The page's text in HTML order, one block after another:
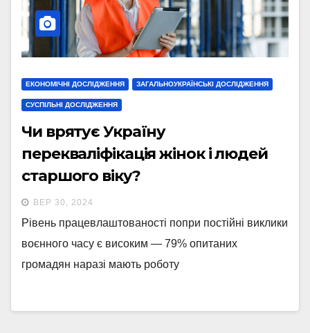
ЕКОНОМІЧНІ ДОСЛІДЖЕННЯ ЗАГАЛЬНОУКРАЇНСЬКІ ДОСЛІДЖЕННЯ
СУСПІЛЬНІ ДОСЛІДЖЕННЯ
Чи врятує Україну
перекваліфікація жінок і людей
старшого віку?
ВЕР 30, 2024
Рівень працевлаштованості попри постійні виклики
воєнного часу є високим — 79% опитаних
громадян наразі мають роботу